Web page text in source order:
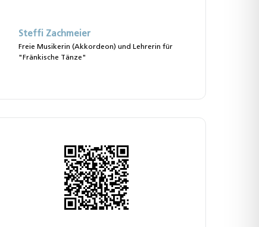
Steffi Zachmeier
Freie Musikerin (Akkordeon) und Lehrerin für
"Fränkische Tänze"